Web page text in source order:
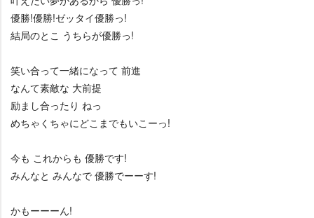
優勝!優勝!ゼッタイ優勝っ!
結局のとこ うちらが優勝っ!
笑い合って一緒になって 前進
なんて素敵な 大前提
励まし合ったり ねっ
めちゃくちゃにどこまでもいこーっ!
今も これからも 優勝です!
みんなと みんなで 優勝でーーす!
かもーーーん!